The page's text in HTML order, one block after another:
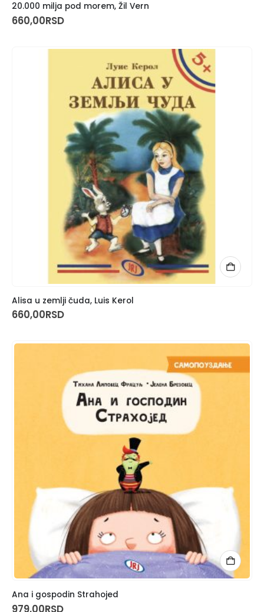
20.000 milja pod morem, Žil Vern
660,00RSD
Alisa u zemlji čuda, Luis Kerol
660,00RSD
Ana i gospodin Strahojed
979,00RSD